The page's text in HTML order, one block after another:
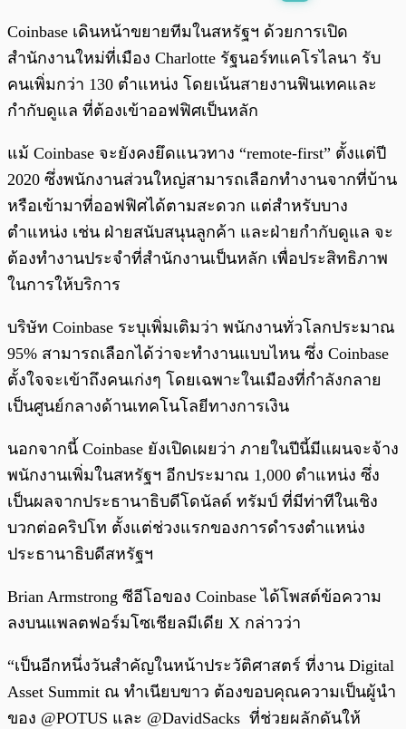
พร้อมเล่น /
Coinbase เดินหน้าขยายทีมในสหรัฐฯ ด้วยการเปิด
สำนักงานใหม่ที่เมือง Charlotte รัฐนอร์ทแคโรไลนา รับ
คนเพิ่มกว่า 130 ตำแหน่ง โดยเน้นสายงานฟินเทคและ
กำกับดูแล ที่ต้องเข้าออฟฟิศเป็นหลัก
แม้ Coinbase จะยังคงยึดแนวทาง “remote-first” ตั้งแต่ปี
2020 ซึ่งพนักงานส่วนใหญ่สามารถเลือกทำงานจากที่บ้าน
หรือเข้ามาที่ออฟฟิศได้ตามสะดวก แต่สำหรับบาง
ตำแหน่ง เช่น ฝ่ายสนับสนุนลูกค้า และฝ่ายกำกับดูแล จะ
ต้องทำงานประจำที่สำนักงานเป็นหลัก เพื่อประสิทธิภาพ
ในการให้บริการ
บริษัท Coinbase ระบุเพิ่มเติมว่า พนักงานทั่วโลกประมาณ
95% สามารถเลือกได้ว่าจะทำงานแบบไหน ซึ่ง Coinbase
ตั้งใจจะเข้าถึงคนเก่งๆ โดยเฉพาะในเมืองที่กำลังกลาย
เป็นศูนย์กลางด้านเทคโนโลยีทางการเงิน
นอกจากนี้ Coinbase ยังเปิดเผยว่า ภายในปีนี้มีแผนจะจ้าง
พนักงานเพิ่มในสหรัฐฯ อีกประมาณ 1,000 ตำแหน่ง ซึ่ง
เป็นผลจากประธานาธิบดีโดนัลด์ ทรัมป์ ที่มีท่าทีในเชิง
บวกต่อคริปโท ตั้งแต่ช่วงแรกของการดำรงตำแหน่ง
ประธานาธิบดีสหรัฐฯ
Brian Armstrong ซีอีโอของ Coinbase ได้โพสต์ข้อความ
ลงบนแพลตฟอร์มโซเชียลมีเดีย X กล่าวว่า
“เป็นอีกหนึ่งวันสำคัญในหน้าประวัติศาสตร์ ที่งาน Digital
Asset Summit ณ ทำเนียบขาว ต้องขอบคุณความเป็นผู้นำ
ของ @POTUS และ @DavidSacks ที่ช่วยผลักดันให้